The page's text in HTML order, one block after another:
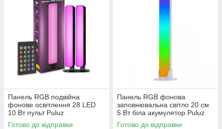
Панель RGB подвійна
фонове освітлення 28 LED
10 Вт пульт Puluz
SYA0021141
Готово до відправки
Панель RGB фонова
заповнювальна світло 20 см
5 Вт біла акумулятор Puluz
TBD0603377501L
Готово до відправки